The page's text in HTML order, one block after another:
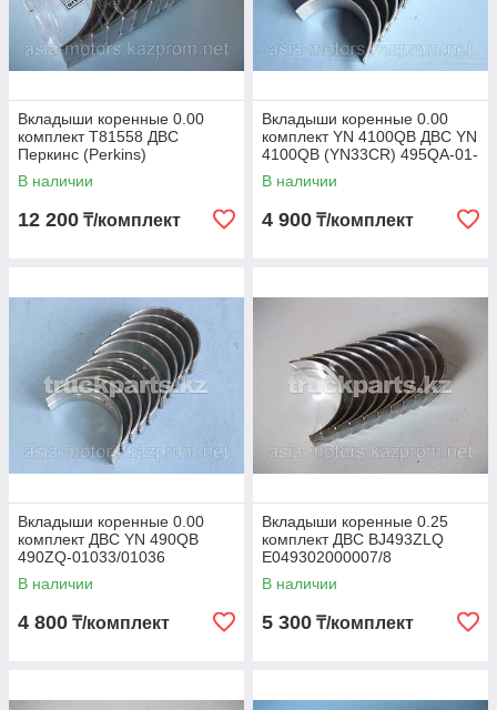
Вкладыши коренные 0.00
комплект T81558 ДВС
Перкинс (Perkins)
T31126361/71/81/91
В наличии
12 200 ₸/комплект
Вкладыши коренные 0.00
комплект YN 4100QB ДВС YN
4100QB (YN33CR) 495QA-01-
006/009 HA0194
В наличии
4 900 ₸/комплект
Вкладыши коренные 0.00
комплект ДВС YN 490QB
490ZQ-01033/01036
В наличии
4 800 ₸/комплект
Вкладыши коренные 0.25
комплект ДВС BJ493ZLQ
E049302000007/8
В наличии
5 300 ₸/комплект